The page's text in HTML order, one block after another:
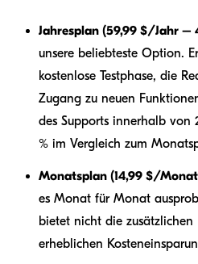
Jahresplan (59,99 $/Jahr
unsere beliebteste Option.
kostenlose Testphase, die
Zugang zu neuen
des Supports innerhalb von
% im Vergleich zum
Monatsplan (14,99 $/
es Monat für Monat
bietet nicht die
erheblichen